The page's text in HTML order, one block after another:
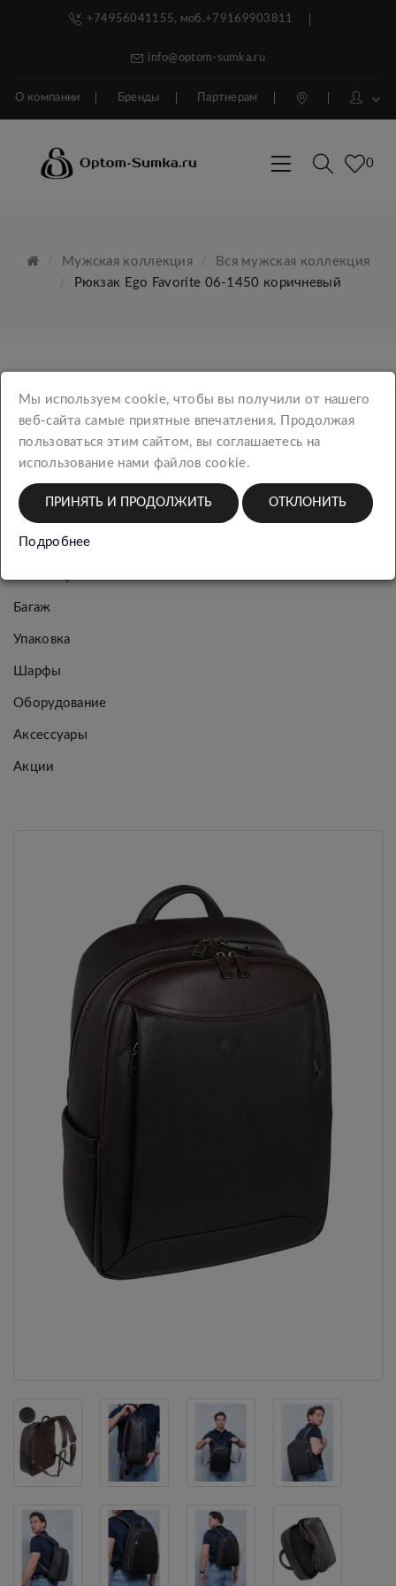
+74956041155, моб.+79169903811
info@optom-sumka.ru
О компании Бренды Партнерам
0
Мужская коллекция
Вся мужская коллекция
Рюкзак Ego Favorite 06-1450 коричневый
КАТЕГОРИИ
Новинки
Женская
коллекция
Мужская
Багаж
Упаковка
Шарфы
Оборудование
Аксессуары
Акции
Мы используем cookie, чтобы вы получили от нашего
веб-сайта самые приятные впечатления. Продолжая
пользоваться этим сайтом, вы соглашаетесь на
использование нами файлов cookie.
ПРИНЯТЬ И ПРОДОЛЖИТЬ ОТКЛОНИТЬ
Подробнее